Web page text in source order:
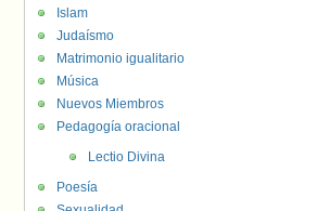
Islam
Judaísmo
Matrimonio igualitario
Música
Nuevos Miembros
Pedagogía oracional
Lectio Divina
Poesía